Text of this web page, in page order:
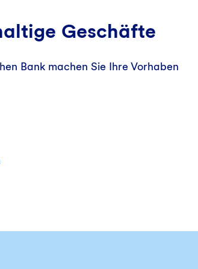
Geschäfte
Bank machen Sie Ihre Vorhaben